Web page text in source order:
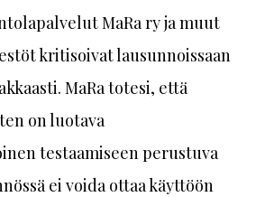
MaRa ry ja muut
kritisoivat lausunnoissaan
MaRa totesi, että
on luotava
testaamiseen perustuva
ei voida ottaa käyttöön